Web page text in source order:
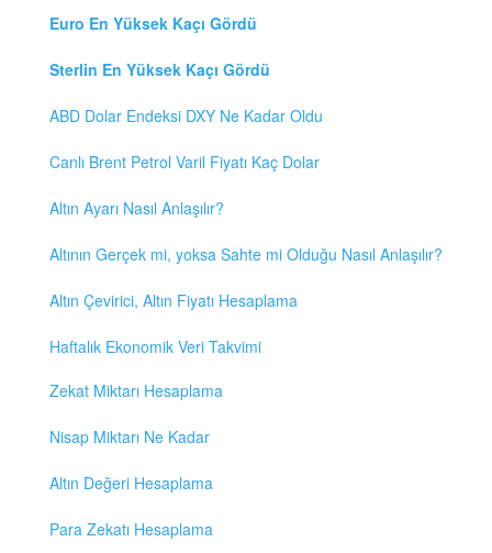
Euro En Yüksek Kaçı Gördü
Sterlin En Yüksek Kaçı Gördü
ABD Dolar Endeksi DXY Ne Kadar Oldu
Canlı Brent Petrol Varil Fiyatı Kaç Dolar
Altın Ayarı Nasıl Anlaşılır?
Altının Gerçek mi, yoksa Sahte mi Olduğu Nasıl Anlaşılır?
Altın Çevirici, Altın Fiyatı Hesaplama
Haftalık Ekonomik Veri Takvimi
Zekat Miktarı Hesaplama
Nisap Miktarı Ne Kadar
Altın Değeri Hesaplama
Para Zekatı Hesaplama